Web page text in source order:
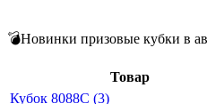
💣Новинки призовые кубки в
Товар
Кубок 8088C (3)